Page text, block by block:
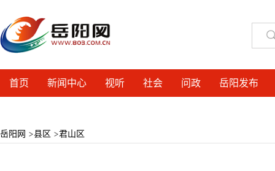
首页 新闻中心 视听 社会 问政 岳阳发布
岳阳网 >县区 >君山区